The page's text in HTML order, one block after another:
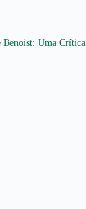
Benoist: Uma Crítica